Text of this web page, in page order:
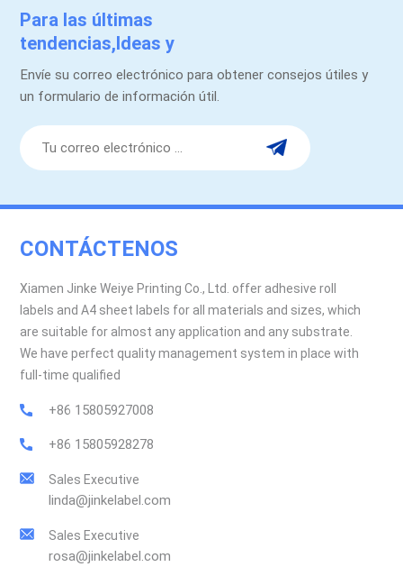
Para las últimas
tendencias,Ideas y
promociones.
Envíe su correo electrónico para obtener consejos útiles y
un formulario de información útil.
CONTÁCTENOS
Xiamen Jinke Weiye Printing Co., Ltd. offer adhesive roll
labels and A4 sheet labels for all materials and sizes, which
are suitable for almost any application and any substrate.
We have perfect quality management system in place with
full-time qualified
+86 15805927008
+86 15805928278
Sales Executive
linda@jinkelabel.com
Sales Executive
rosa@jinkelabel.com